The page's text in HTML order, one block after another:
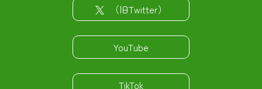
（旧Twitter）
YouTube
TikTok